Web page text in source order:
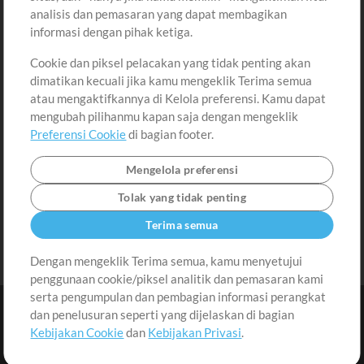
Permintaan Lagu
Lain-lain
Sesi
Kirimkan musik kamu
Playlist
MT Conference
Lihat Keranjang
Syarat dan Ketentuan | Kebijakan Privasi
analisis dan pemasaran yang dapat membagikan
informasi dengan pihak ketiga.
Cookie dan piksel pelacakan yang tidak penting akan
dimatikan kecuali jika kamu mengeklik Terima semua
atau mengaktifkannya di Kelola preferensi. Kamu dapat
mengubah pilihanmu kapan saja dengan mengeklik
Preferensi Cookiedi bagian footer.
Mengelola preferensi
Tolak yang tidak penting
Terima semua
Dengan mengeklik Terima semua, kamu menyetujui
penggunaan cookie/piksel analitik dan pemasaran kami
serta pengumpulan dan pembagian informasi perangkat
dan penelusuran seperti yang dijelaskan di bagian
Kebijakan Cookiedan Kebijakan Privasi.